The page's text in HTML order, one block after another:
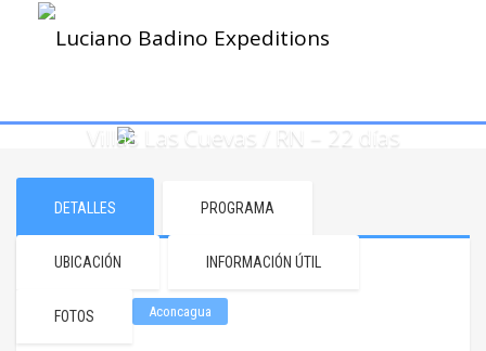
Villas Las Cuevas / RN – 22 días
DETALLES PROGRAMA
UBICACIÓN INFORMACIÓN ÚTIL
FOTOS Aconcagua